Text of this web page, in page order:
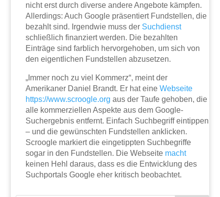
nicht erst durch diverse andere Angebote kämpfen.
Allerdings: Auch Google präsentiert Fundstellen, die
bezahlt sind. Irgendwie muss der Suchdienst
schließlich finanziert werden. Die bezahlten
Einträge sind farblich hervorgehoben, um sich von
den eigentlichen Fundstellen abzusetzen.
„Immer noch zu viel Kommerz“, meint der
Amerikaner Daniel Brandt. Er hat eineWebseite
https://www.scroogle.org aus der Taufe gehoben, die
alle kommerziellen Aspekte aus dem Google-
Suchergebnis entfernt. Einfach Suchbegriff eintippen
– und die gewünschten Fundstellen anklicken.
Scroogle markiert die eingetippten Suchbegriffe
sogar in den Fundstellen. Die Webseite macht
keinen Hehl daraus, dass es die Entwicklung des
Suchportals Google eher kritisch beobachtet.